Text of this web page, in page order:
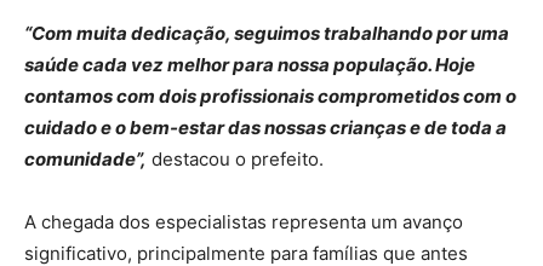
“Com muita dedicação, seguimos trabalhando por uma
saúde cada vez melhor para nossa população. Hoje
contamos com dois profissionais comprometidos com o
cuidado e o bem-estar das nossas crianças e de toda a
comunidade”, destacou o prefeito.
A chegada dos especialistas representa um avanço
significativo, principalmente para famílias que antes